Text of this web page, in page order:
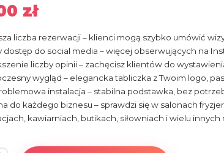
zł
liczba rezerwacji – klienci mogą szybko umówić
dostęp do social media – więcej obserwujących na
liczby opinii – zachęcisz klientów do
wygląd – elegancka tabliczka z Twoim logo,
instalacja – stabilna podstawka, bez
do każdego biznesu – sprawdzi się w salonach
kawiarniach, butikach, siłowniach i wielu innych